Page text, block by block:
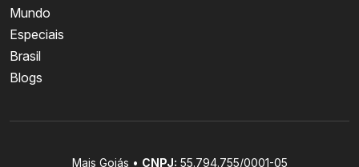
Mundo
Especiais
Brasil
Blogs
Mais Goiás • CNPJ: 55.794.755/0001-05